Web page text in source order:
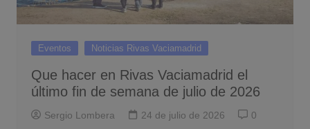
Eventos Noticias Rivas Vaciamadrid
Que hacer en Rivas Vaciamadrid el
último fin de semana de julio de 2026
Sergio Lombera 24 de julio de 2026 0